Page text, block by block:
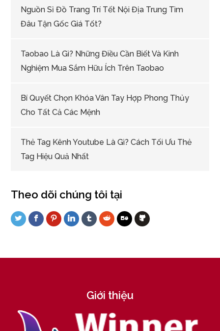
Nguồn Sỉ Đồ Trang Trí Tết Nội Địa Trung Tìm
Đâu Tận Gốc Giá Tốt?
Taobao Là Gì? Những Điều Cần Biết Và Kinh
Nghiệm Mua Sắm Hữu Ích Trên Taobao
Bí Quyết Chọn Khóa Vân Tay Hợp Phong Thủy
Cho Tất Cả Các Mệnh
Thẻ Tag Kênh Youtube Là Gì? Cách Tối Ưu Thẻ
Tag Hiệu Quả Nhất
Theo dõi chúng tôi tại
Giới thiệu